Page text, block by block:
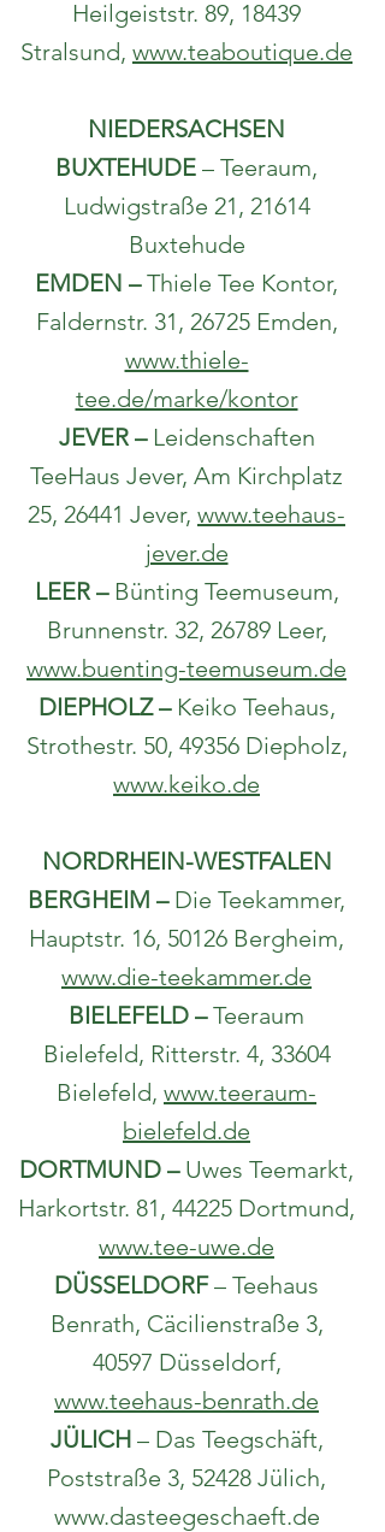
Heilgeiststr. 89, 18439
Stralsund, www.teaboutique.de
NIEDERSACHSEN
BUXTEHUDE – Teeraum,
Ludwigstraße 21, 21614
Buxtehude
EMDEN –Thiele Tee Kontor,
Faldernstr. 31, 26725 Emden,
www.thiele-
tee.de/marke/kontor
JEVER –Leidenschaften
TeeHaus Jever, Am Kirchplatz
25, 26441 Jever, www.teehaus-
jever.de
LEER – Bünting Teemuseum,
Brunnenstr. 32, 26789 Leer,
www.buenting-teemuseum.de
DIEPHOLZ – Keiko Teehaus,
Strothestr. 50, 49356 Diepholz,
www.keiko.de
NORDRHEIN-WESTFALEN
BERGHEIM – Die Teekammer,
Hauptstr. 16, 50126 Bergheim,
www.die-teekammer.de
BIELEFELD –Teeraum
Bielefeld, Ritterstr. 4, 33604
Bielefeld, www.teeraum-
bielefeld.de
DORTMUND – Uwes Teemarkt,
Harkortstr. 81, 44225 Dortmund,
www.tee-uwe.de
DÜSSELDORF– Teehaus
Benrath, Cäcilienstraße 3,
40597 Düsseldorf,
www.teehaus-benrath.de
JÜLICH – Das Teegschäft,
Poststraße 3, 52428 Jülich,
www.dasteegeschaeft.de